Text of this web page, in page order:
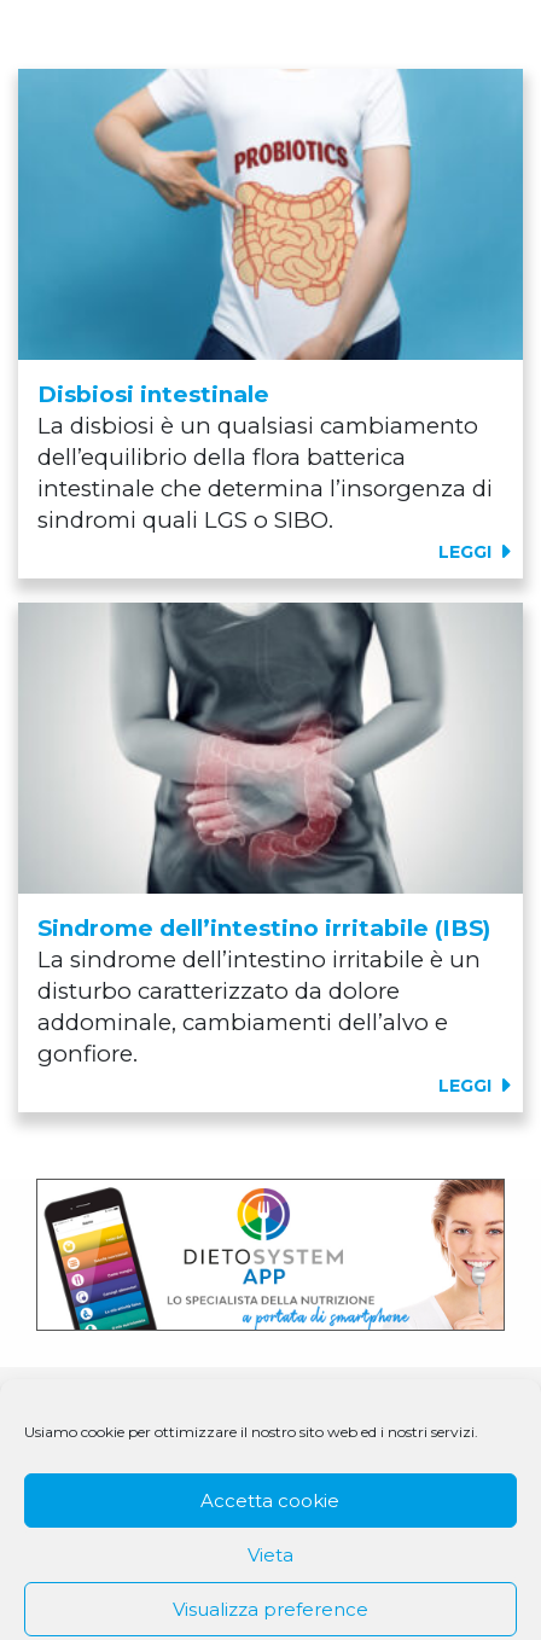
Usiamo cookie per ottimizzare il nostro sito web ed i nostri servizi.
Accetta cookie
Vieta
Visualizza preference
Disbiosi intestinale
La disbiosi è un qualsiasi cambiamento
dell’equilibrio della flora batterica
intestinale che determina l’insorgenza di
sindromi quali LGS o SIBO.
LEGGI
Sindrome dell’intestino irritabile (IBS)
La sindrome dell’intestino irritabile è un
disturbo caratterizzato da dolore
addominale, cambiamenti dell’alvo e
gonfiore.
LEGGI
© 1979 - 2025 DS Medigroup S.r.l. a socio unico | CF/P.IVA